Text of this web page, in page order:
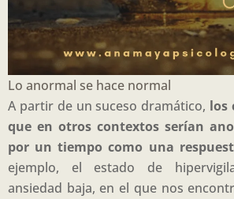
Lo anormal se hace normal
A partir de un suceso dramático, los
que en otros contextos serían
por un tiempo como una
ejemplo, el estado de
ansiedad baja, en el que nos